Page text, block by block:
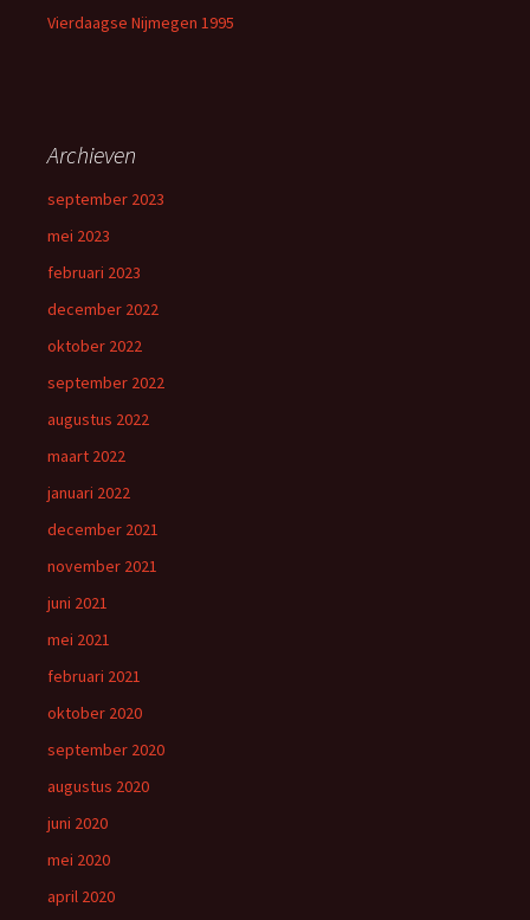
Vierdaagse Nijmegen 1995
Archieven
september 2023
mei 2023
februari 2023
december 2022
oktober 2022
september 2022
augustus 2022
maart 2022
januari 2022
december 2021
november 2021
juni 2021
mei 2021
februari 2021
oktober 2020
september 2020
augustus 2020
juni 2020
mei 2020
april 2020